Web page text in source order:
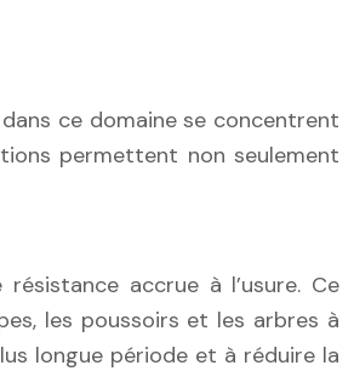
ce domaine se concentrent
permettent non seulement
accrue à l’usure. Ce
les poussoirs et les arbres à
longue période et à réduire la